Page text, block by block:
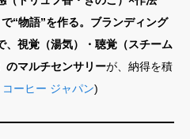
“物語”を作る。ブランディング
、視覚（湯気）・聴覚（スチーム
のマルチセンサリーが、納得を積
ーヒー ジャパン)